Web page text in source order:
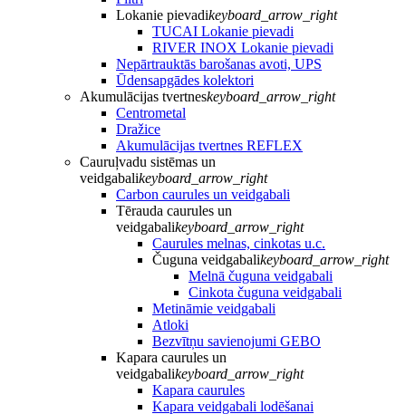
Lokanie pievadikeyboard_arrow_right
TUCAI Lokanie pievadi
RIVER INOX Lokanie pievadi
Nepārtrauktās barošanas avoti, UPS
Ūdensapgādes kolektori
Akumulācijas tvertneskeyboard_arrow_right
Centrometal
Dražice
Akumulācijas tvertnes REFLEX
Cauruļvadu sistēmas un
veidgabalikeyboard_arrow_right
Carbon caurules un veidgabali
Tērauda caurules un
veidgabalikeyboard_arrow_right
Caurules melnas, cinkotas u.c.
Čuguna veidgabalikeyboard_arrow_right
Melnā čuguna veidgabali
Cinkota čuguna veidgabali
Metināmie veidgabali
Atloki
Bezvītņu savienojumi GEBO
Kapara caurules un
veidgabalikeyboard_arrow_right
Kapara caurules
Kapara veidgabali lodēšanai